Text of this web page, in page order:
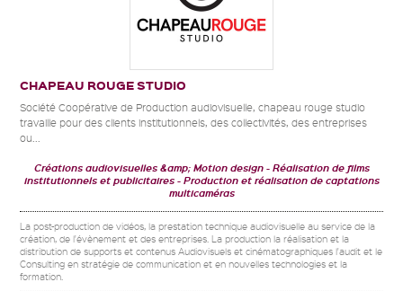
CHAPEAU ROUGE STUDIO
Société Coopérative de Production audiovisuelle, chapeau rouge studio
travaille pour des clients institutionnels, des collectivités, des entreprises
ou...
Créations audiovisuelles &amp; Motion design
Réalisation de films
institutionnels et publicitaires
Production et réalisation de captations
multicaméras
La post-production de vidéos, la prestation technique audiovisuelle au service de la
création, de l'évènement et des entreprises. La production la réalisation et la
distribution de supports et contenus Audiovisuels et cinématographiques l'audit et le
Consulting en stratégie de communication et en nouvelles technologies et la
formation.